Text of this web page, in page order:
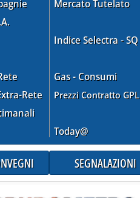
Rete
Mercato Tutelato
Indice Selectra - SQ
Gas - Consumi
Prezzi Contratto GPL
Today@
SEGNALAZIONI